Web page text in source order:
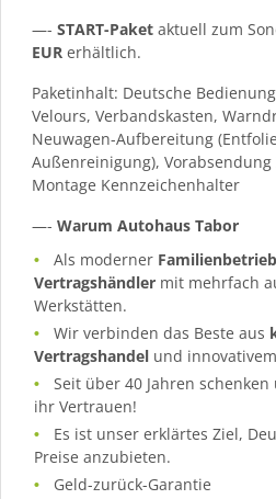
—- START-Paket aktuell zum
EUR erhältlich.
Paketinhalt: Deutsche
Velours, Verbandskasten,
Neuwagen-Aufbereitung
Außenreinigung),
Montage Kennzeichenhalter
—- Warum Autohaus Tabor
Als moderner Familienbetrieb
Vertragshändler mit mehrfach
Werkstätten.
Wir verbinden das Beste aus
Vertragshandel und innovativem
Seit über 40 Jahren
ihr Vertrauen!
Es ist unser erklärtes Ziel,
Preise anzubieten.
Geld-zurück-Garantie